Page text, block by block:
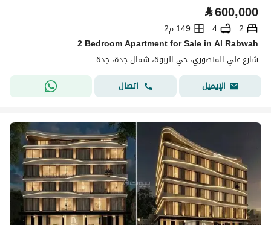
⃁600,000
2
4
149 م2
2 Bedroom Apartment for Sale in Al Rabwah
شارع علي المنصوري، حي الربوة، شمال جدة، جدة
الإيميل
اتصال